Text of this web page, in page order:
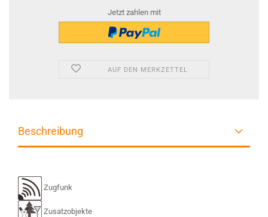
Jetzt zahlen mit
AUF DEN MERKZETTEL
Beschreibung
Zugfunk
Zusatzobjekte